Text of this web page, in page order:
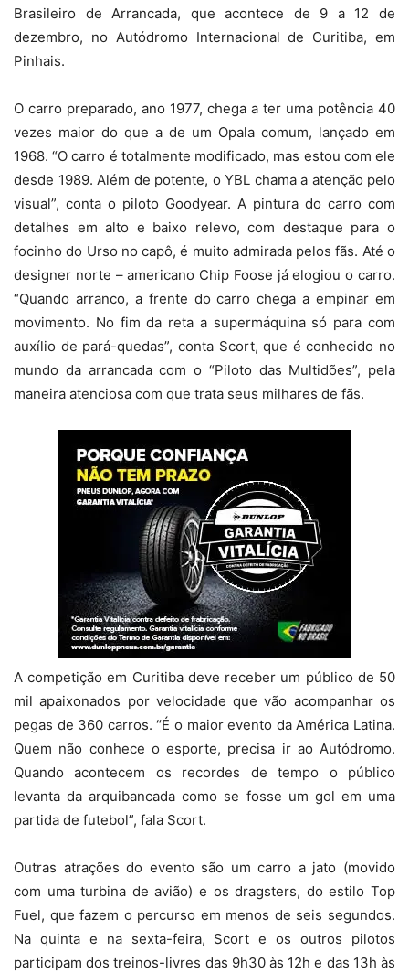
Brasileiro de Arrancada, que acontece de 9 a 12 de
dezembro, no Autódromo Internacional de Curitiba, em
Pinhais.
O carro preparado, ano 1977, chega a ter uma potência 40
vezes maior do que a de um Opala comum, lançado em
1968. “O carro é totalmente modificado, mas estou com ele
desde 1989. Além de potente, o YBL chama a atenção pelo
visual”, conta o piloto Goodyear. A pintura do carro com
detalhes em alto e baixo relevo, com destaque para o
focinho do Urso no capô, é muito admirada pelos fãs. Até o
designer norte – americano Chip Foose já elogiou o carro.
“Quando arranco, a frente do carro chega a empinar em
movimento. No fim da reta a supermáquina só para com
auxílio de pará-quedas”, conta Scort, que é conhecido no
mundo da arrancada com o “Piloto das Multidões”, pela
maneira atenciosa com que trata seus milhares de fãs.
A competição em Curitiba deve receber um público de 50
mil apaixonados por velocidade que vão acompanhar os
pegas de 360 carros. “É o maior evento da América Latina.
Quem não conhece o esporte, precisa ir ao Autódromo.
Quando acontecem os recordes de tempo o público
levanta da arquibancada como se fosse um gol em uma
partida de futebol”, fala Scort.
Outras atrações do evento são um carro a jato (movido
com uma turbina de avião) e os dragsters, do estilo Top
Fuel, que fazem o percurso em menos de seis segundos.
Na quinta e na sexta-feira, Scort e os outros pilotos
participam dos treinos-livres das 9h30 às 12h e das 13h às